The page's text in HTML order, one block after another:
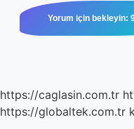
https://caglasin.com.tr
https://globaltek.com.tr